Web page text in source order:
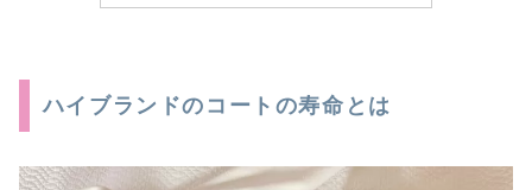
ハイブランドのコートの寿命とは